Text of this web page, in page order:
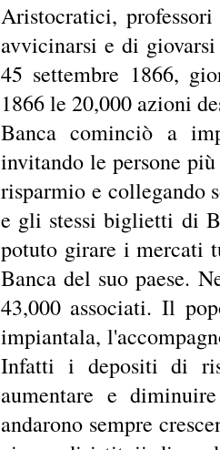
Aristocratici,
avvicinarsi e di
45 settembre 1866,
1866 le 20,000 azioni
Banca cominciò a
invitando le persone
risparmio e collegando
e gli stessi biglietti di
potuto girare i mercati
Banca del suo paese.
43,000 associati. Il
impiantala,
Infatti i depositi di
aumentare e
andarono sempre